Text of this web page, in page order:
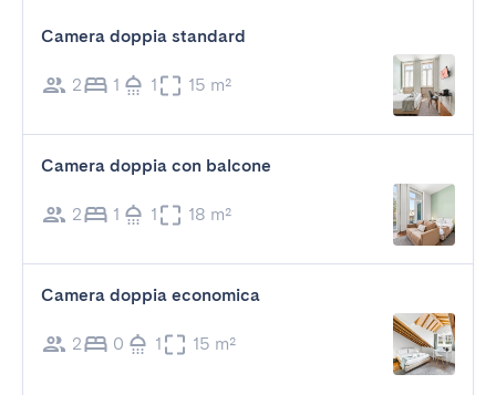
Camera doppia standard
2 1 1 15 m²
Camera doppia con balcone
2 1 1 18 m²
Camera doppia economica
2 0 1 15 m²